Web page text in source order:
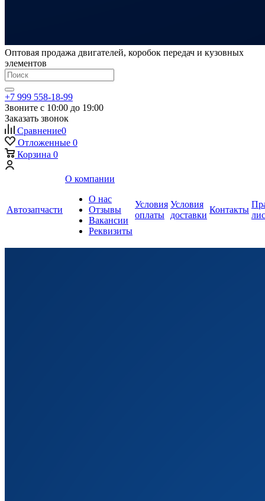
Оптовая продажа двигателей, коробок передач и кузовных
элементов
+7 999 558-18-99
Звоните с 10:00 до 19:00
Заказать звонок
Сравнение0
Отложенные 0
Корзина 0
Автозапчасти
О компании
О нас
Отзывы
Вакансии
Реквизиты
Условия
оплаты
Условия
доставки
Контакты